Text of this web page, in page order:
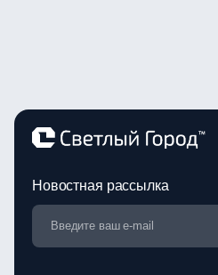
Новостная рассылка